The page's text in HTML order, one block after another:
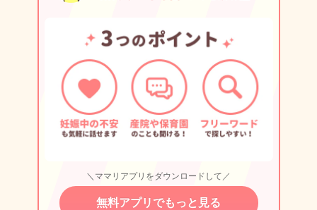
＼ママリアプリをダウンロードして／
無料アプリでもっと見る